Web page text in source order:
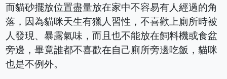
而貓砂擺放位置盡量放在家中不容易有人經過的角
落，因為貓咪天生有獵人習性，不喜歡上廁所時被
人發現、暴露氣味，而且也不能放在飼料機或食盆
旁邊，畢竟誰都不喜歡在自己廁所旁邊吃飯，貓咪
也是不例外。